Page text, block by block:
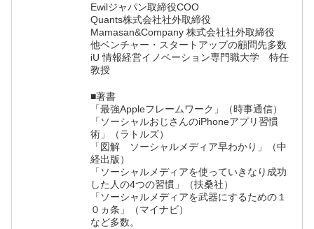
Ewilジャパン取締役COO
Quants株式会社社外取締役
Mamasan&Company 株式会社社外取締役
他ベンチャー・スタートアップの顧問先多数
iU 情報経営イノベーション専門職大学 特任
教授
■著書
「最強Appleフレームワーク」（時事通信）
「ソーシャルおじさんのiPhoneアプリ習慣
術」（ラトルズ）
「図解 ソーシャルメディア早わかり」（中
経出版）
「ソーシャルメディアを使っていきなり成功
した人の4つの習慣」（扶桑社）
「ソーシャルメディアを武器にするための１
０ヵ条」（マイナビ）
など多数。